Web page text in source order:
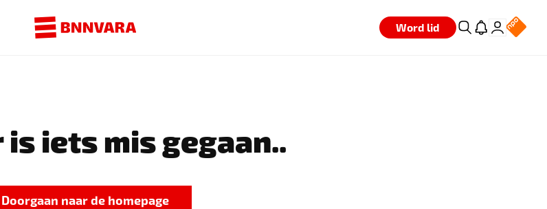
Word lid
is iets mis gegaan..
Doorgaan naar de homepage